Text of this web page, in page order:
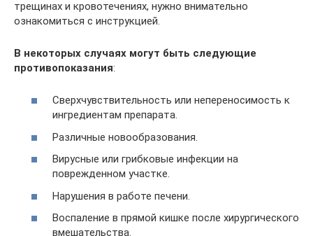
трещинах и кровотечениях, нужно внимательно
ознакомиться с инструкцией.
В некоторых случаях могут быть следующие
противопоказания:
Сверхчувствительность или непереносимость к
ингредиентам препарата.
Различные новообразования.
Вирусные или грибковые инфекции на
поврежденном участке.
Нарушения в работе печени.
Воспаление в прямой кишке после хирургического
вмешательства.